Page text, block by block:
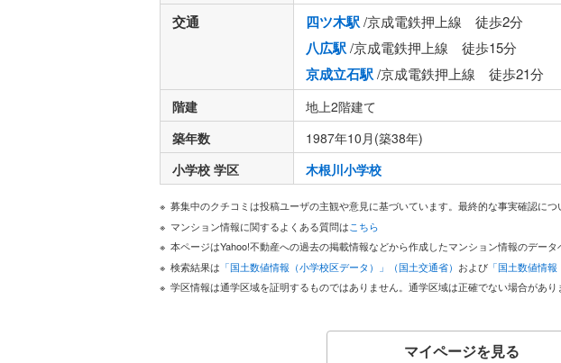
交通 四ツ木駅/京成電鉄押上線 徒歩2分
八広駅/京成電鉄押上線 徒歩15分
京成立石駅/京成電鉄押上線 徒歩21分
階建 地上2階建て
築年数
1987年10月(築38年)
小学校 学区
木根川小学校
募集中のクチコミは投稿ユーザの主観や意見に基づいています。最終的な事実確認に
マンション情報に関するよくある質問はこちら
本ページはYahoo!不動産への過去の掲載情報などから作成したマンション情報のデー
検索結果は 「国土数値情報（小学校区データ）」（国土交通省） および 「国土数値情
学区情報は通学区域を証明するものではありません。通学区域は正確でない場合があ
マイページを見る